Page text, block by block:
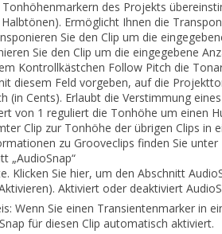
Tonhöhenmarkern des Projekts
Ermöglicht Ihnen die
Sie den Clip um die
Sie den Clip um die eingegebene
Kontrollkästchen Follow Pitch die
diesem Feld vorgeben, auf die
(in Cents). Erlaubt die Verstimmung
von 1 reguliert die Tonhöhe um einen
Clip zur Tonhöhe der übrigen Clips in
zu Grooveclips finden Sie unter
„AudioSnap“
Klicken Sie hier, um den Abschnitt
Aktiviert oder deaktiviert
Wenn Sie einen Transientenmarker in
für diesenClip automatisch aktiviert.